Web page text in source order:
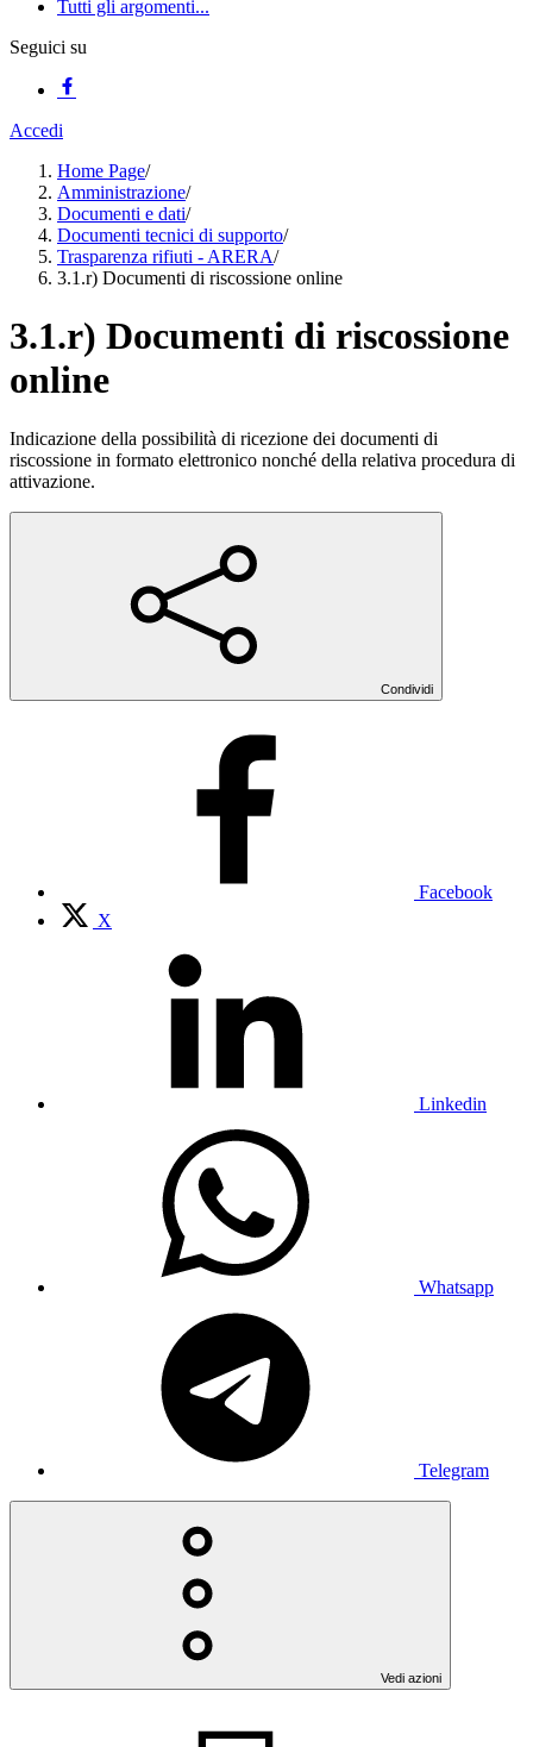
Tutti gli argomenti...
Seguici su
Accedi
Home Page/
Amministrazione/
Documenti e dati/
Documenti tecnici di supporto/
Trasparenza rifiuti - ARERA/
3.1.r) Documenti di riscossione online
3.1.r) Documenti di riscossione
online
Indicazione della possibilità di ricezione dei documenti di
riscossione in formato elettronico nonché della relativa procedura di
attivazione.
Condividi
Facebook
X
Linkedin
Whatsapp
Telegram
Vedi azioni